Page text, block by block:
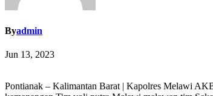
Byadmin
Jun 13, 2023
Pontianak – Kalimantan Barat | Kapolres Melawi